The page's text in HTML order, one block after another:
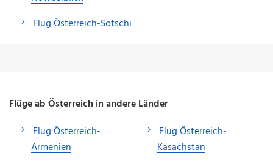
Flug Österreich-Sotschi
Flüge ab Österreich in andere Länder
Flug Österreich-
Armenien
Flug Österreich-
Kasachstan